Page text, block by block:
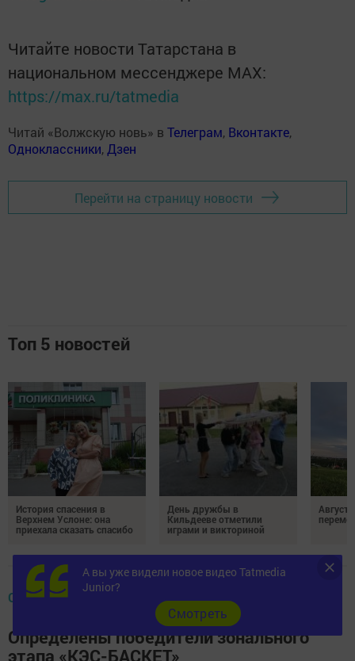
Читайте новости Татарстана в
национальном мессенджере MАХ:
https://max.ru/tatmedia
Читай «Волжскую новь» в Телеграм, Вконтакте,
Одноклассники, Дзен
Перейти на страницу новости
Топ 5 новостей
История спасения в
Верхнем Услоне: она
приехала сказать спасибо
День дружбы в
Кильдееве отметили
играми и викториной
Август
ОБЩЕСТВО
Определены победители зонального
этапа «КЭС-БАСКЕТ»
А вы уже видели новое видео Tatmedia
Junior?
Cмотреть